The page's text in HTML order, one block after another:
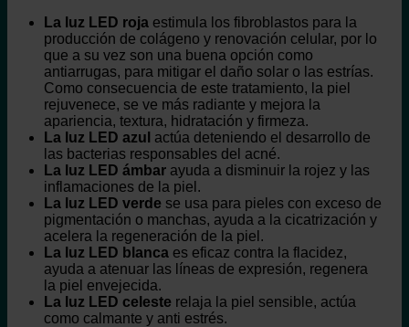
La luz LED roja estimula los fibroblastos para la
producción de colágeno y renovación celular, por lo
que a su vez son una buena opción como
antiarrugas, para mitigar el daño solar o las estrías.
Como consecuencia de este tratamiento, la piel
rejuvenece, se ve más radiante y mejora la
apariencia, textura, hidratación y firmeza.
La luz LED azul actúa deteniendo el desarrollo de
las bacterias responsables del acné.
La luz LED ámbar ayuda a disminuir la rojez y las
inflamaciones de la piel.
La luz LED verde se usa para pieles con exceso de
pigmentación o manchas, ayuda a la cicatrización y
acelera la regeneración de la piel.
La luz LED blanca es eficaz contra la flacidez,
ayuda a atenuar las líneas de expresión, regenera
la piel envejecida.
La luz LED celeste relaja la piel sensible, actúa
como calmante y anti estrés.